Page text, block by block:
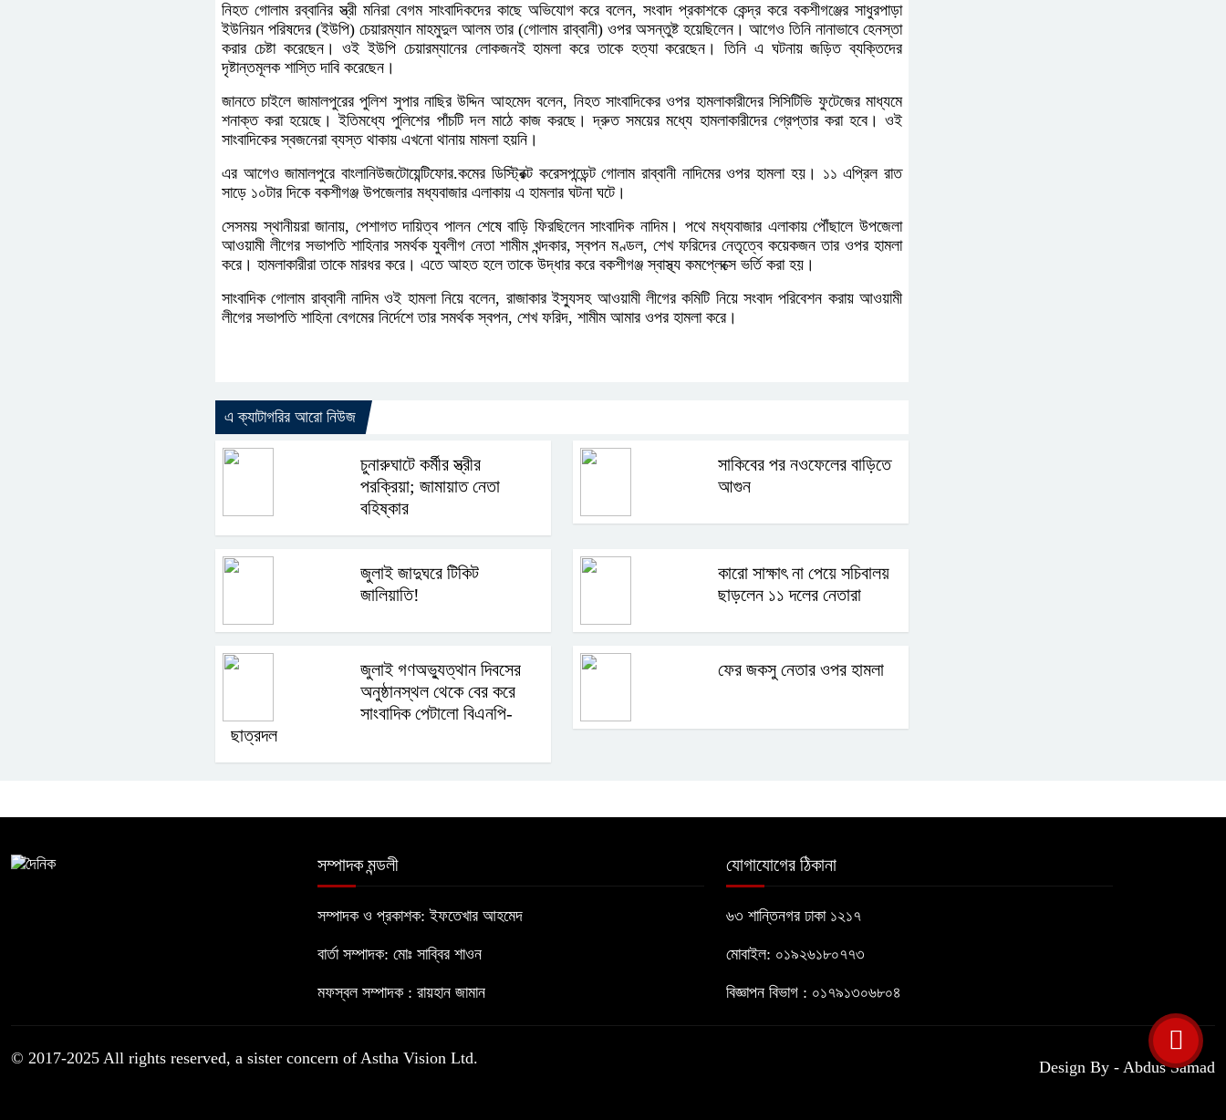
নিহত গোলাম রব্বানির স্ত্রী মনিরা বেগম সাংবাদিকদের কাছে অভিযোগ করে বলেন, সংবাদ প্রকাশকে কেন্দ্র করে বকশীগঞ্জের সাধুরপাড়া
ইউনিয়ন পরিষদের (ইউপি) চেয়ারম্যান মাহমুদুল আলম তার (গোলাম রাব্বানী) ওপর অসন্তুষ্ট হয়েছিলেন। আগেও তিনি নানাভাবে হেনস্তা
করার চেষ্টা করেছেন। ওই ইউপি চেয়ারম্যানের লোকজনই হামলা করে তাকে হত্যা করেছেন। তিনি এ ঘটনায় জড়িত ব্যক্তিদের
দৃষ্টান্তমূলক শাস্তি দাবি করেছেন।
জানতে চাইলে জামালপুরের পুলিশ সুপার নাছির উদ্দিন আহমেদ বলেন, নিহত সাংবাদিকের ওপর হামলাকারীদের সিসিটিভি ফুটেজের মাধ্যমে
শনাক্ত করা হয়েছে। ইতিমধ্যে পুলিশের পাঁচটি দল মাঠে কাজ করছে। দ্রুত সময়ের মধ্যে হামলাকারীদের গ্রেপ্তার করা হবে। ওই
সাংবাদিকের স্বজনেরা ব্যস্ত থাকায় এখনো থানায় মামলা হয়নি।
এর আগেও জামালপুরে বাংলানিউজটোয়েন্টিফোর.কমের ডিস্ট্রিক্ট করেসপন্ডেন্ট গোলাম রাব্বানী নাদিমের ওপর হামলা হয়। ১১ এপ্রিল রাত
সাড়ে ১০টার দিকে বকশীগঞ্জ উপজেলার মধ্যবাজার এলাকায় এ হামলার ঘটনা ঘটে।
সেসময় স্থানীয়রা জানায়, পেশাগত দায়িত্ব পালন শেষে বাড়ি ফিরছিলেন সাংবাদিক নাদিম। পথে মধ্যবাজার এলাকায় পৌঁছালে উপজেলা
আওয়ামী লীগের সভাপতি শাহিনার সমর্থক যুবলীগ নেতা শামীম খন্দকার, স্বপন মণ্ডল, শেখ ফরিদের নেতৃত্বে কয়েকজন তার ওপর হামলা
করে। হামলাকারীরা তাকে মারধর করে। এতে আহত হলে তাকে উদ্ধার করে বকশীগঞ্জ স্বাস্থ্য কমপ্লেক্সে ভর্তি করা হয়।
সাংবাদিক গোলাম রাব্বানী নাদিম ওই হামলা নিয়ে বলেন, রাজাকার ইস্যুসহ আওয়ামী লীগের কমিটি নিয়ে সংবাদ পরিবেশন করায় আওয়ামী
লীগের সভাপতি শাহিনা বেগমের নির্দেশে তার সমর্থক স্বপন, শেখ ফরিদ, শামীম আমার ওপর হামলা করে।
এ ক্যাটাগরির আরো নিউজ
চুনারুঘাটে কর্মীর স্ত্রীর
পরক্রিয়া; জামায়াত নেতা
বহিষ্কার
সাকিবের পর নওফেলের বাড়িতে
আগুন
জুলাই জাদুঘরে টিকিট
জালিয়াতি!
কারো সাক্ষাৎ না পেয়ে সচিবালয়
ছাড়লেন ১১ দলের নেতারা
জুলাই গণঅভ্যুত্থান দিবসের
অনুষ্ঠানস্থল থেকে বের করে
সাংবাদিক পেটালো বিএনপি-
ছাত্রদল
ফের জকসু নেতার ওপর হামলা
সম্পাদক মন্ডলী
সম্পাদক ও প্রকাশক: ইফতেখার আহমেদ
বার্তা সম্পাদক: মোঃ সাব্বির শাওন
মফস্বল সম্পাদক : রায়হান জামান
যোগাযোগের ঠিকানা
৬৩ শান্তিনগর ঢাকা ১২১৭
মোবাইল: ০১৯২৬১৮০৭৭৩
বিজ্ঞাপন বিভাগ : ০১৭৯১৩০৬৮০৪
© 2017-2025 All rights reserved, a sister concern of Astha Vision Ltd. Design By - Abdus Samad